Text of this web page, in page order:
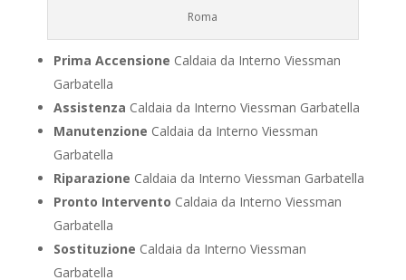
Roma
Prima Accensione Caldaia da Interno Viessman
Garbatella
Assistenza Caldaia da Interno Viessman Garbatella
Manutenzione Caldaia da Interno Viessman
Garbatella
Riparazione Caldaia da Interno Viessman Garbatella
Pronto Intervento Caldaia da Interno Viessman
Garbatella
Sostituzione Caldaia da Interno Viessman
Garbatella